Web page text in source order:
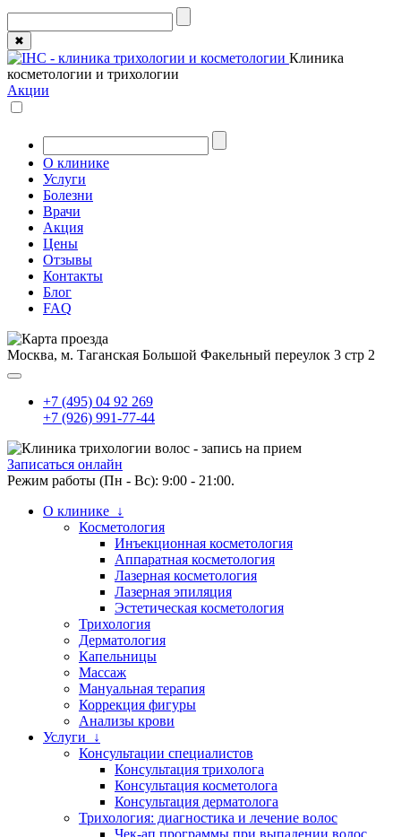
✖
Клиника
косметологии и трихологии
Акции
О клинике
Услуги
Болезни
Врачи
Акция
Цены
Отзывы
Контакты
Блог
FAQ
Москва, м. Таганская Большой Факельный переулок 3 стр 2
+7 (495) 04 92 269
+7 (926) 991-77-44
Записаться онлайн
Режим работы (Пн - Вс): 9:00 - 21:00.
О клинике ↓
Косметология
Инъекционная косметология
Аппаратная косметология
Лазерная косметология
Лазерная эпиляция
Эстетическая косметология
Трихология
Дерматология
Капельницы
Массаж
Мануальная терапия
Коррекция фигуры
Анализы крови
Услуги ↓
Консультации специалистов
Консультация трихолога
Консультация косметолога
Консультация дерматолога
Трихология: диагностика и лечение волос
Чек-ап программы при выпадении волос